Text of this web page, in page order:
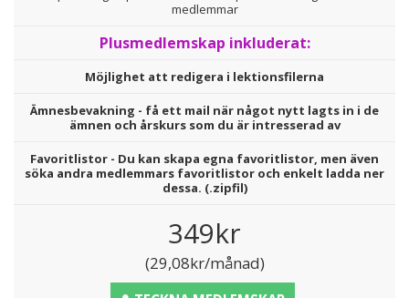
medlemmar
Plusmedlemskap inkluderat:
Möjlighet att redigera i lektionsfilerna
Ämnesbevakning - få ett mail när något nytt lagts in i de
ämnen och årskurs som du är intresserad av
Favoritlistor - Du kan skapa egna favoritlistor, men även
söka andra medlemmars favoritlistor och enkelt ladda ner
dessa. (.zipfil)
349kr
(29,08kr/månad)